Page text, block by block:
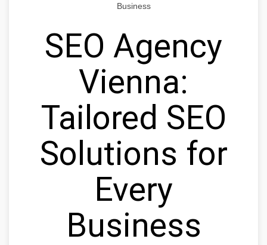
Business
SEO Agency
Vienna:
Tailored SEO
Solutions for
Every
Business